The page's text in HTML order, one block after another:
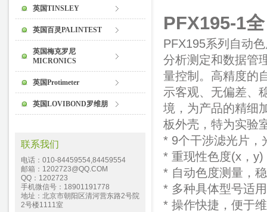
英国TINSLEY
英国百灵PALINTEST
英国梅克罗尼
MICRONICS
英国Protimeter
英国LOVIBOND罗维朋
联系我们
电话：010-84459554,84459554
邮箱：1202723@QQ.COM
QQ：1202723
手机微信号：18901191778
地址：北京市朝阳区清河营东路2号院
2号楼1111室
PFX195-1
PFX195系列自动
分析测定和数据管
量控制。高精度的
示客观、无偏差、
境，为产品的精细
板外壳，特为实验
* 9个干涉滤光片，
* 重现性色度(x，
* 自动色度测量，
* 多种具体型号适
* 操作快捷，便于